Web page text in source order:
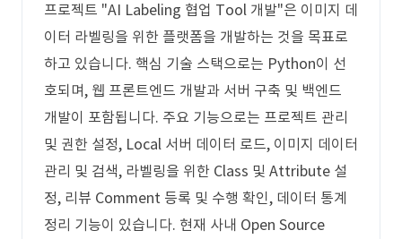
프로젝트 "AI Labeling 협업 Tool 개발"은 이미지 데
이터 라벨링을 위한 플랫폼을 개발하는 것을 목표로
하고 있습니다. 핵심 기술 스택으로는 Python이 선
호되며, 웹 프론트엔드 개발과 서버 구축 및 백엔드
개발이 포함됩니다. 주요 기능으로는 프로젝트 관리
및 권한 설정, Local 서버 데이터 로드, 이미지 데이터
관리 및 검색, 라벨링을 위한 Class 및 Attribute 설
정, 리뷰 Comment 등록 및 수행 확인, 데이터 통계
정리 기능이 있습니다. 현재 사내 Open Source